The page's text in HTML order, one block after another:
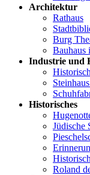
Architektur
Rathaus
Burg
Bauhaus
Industrie und
Historisches
Jüdische
Roland